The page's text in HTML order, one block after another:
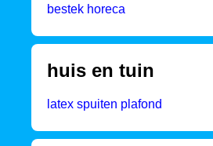
bestek horeca
huis en tuin
latex spuiten plafond